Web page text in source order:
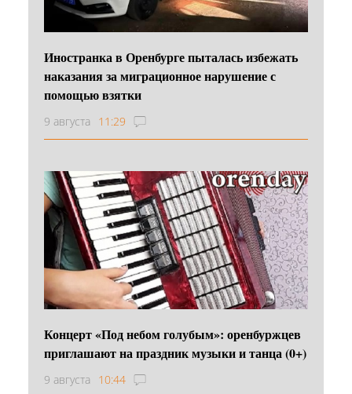
Иностранка в Оренбурге пыталась избежать
наказания за миграционное нарушение с
помощью взятки
9 августа 11:29
Концерт «Под небом голубым»: оренбуржцев
приглашают на праздник музыки и танца (0+)
9 августа 10:44